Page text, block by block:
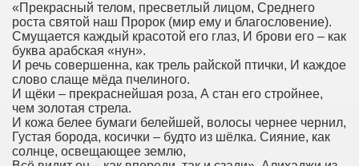
«Прекрасный телом, пресветлый лицом, Среднего
роста святой наш Пророк (мир ему и благословение).
Смущается каждый красотой его глаз, И брови его – как
буква арабская «нун».
И речь совершенна, как трель райской птички, И каждое
слово слаще мёда пчелиного.
И щёки – прекраснейшая роза, А стан его стройнее,
чем золотая стрела.
И кожа белее бумаги белейшей, волосы чернее чернил,
Густая борода, косички – будто из шёлка. Сияние, как
солнце, освещающее землю,